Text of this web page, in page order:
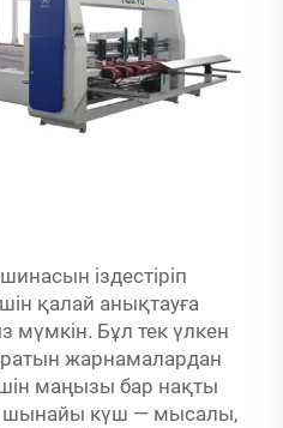
іздестіріп
қалай анықтауға
Бұл тек үлкен
жарнамалардан
үшін маңызы бар нақты
шынайы күш — мысалы,